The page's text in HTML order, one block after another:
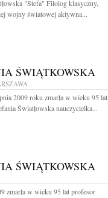
"Stefa" Filolog klasyczny,
wojny światowej aktywna...
ŚWIĄTKOWSKA
2009 roku zmarła w wieku 95 lat
Światłowska nauczycielka...
ŚWIĄTKOWSKA
zmarła w wieku 95 lat profesor